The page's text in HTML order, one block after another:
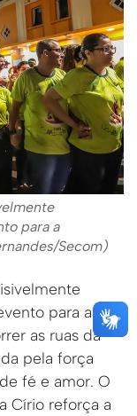
para a
Secom)
para a
as ruas da
pela força
fé e amor. O
Círio reforça a